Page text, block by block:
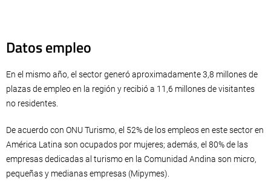
Datos empleo
En el mismo año, el sector generó aproximadamente 3,8 millones de
plazas de empleo en la región y recibió a 11,6 millones de visitantes
no residentes.
De acuerdo con ONU Turismo, el 52% de los empleos en este sector en
América Latina son ocupados por mujeres; además, el 80% de las
empresas dedicadas al turismo en la Comunidad Andina son micro,
pequeñas y medianas empresas (Mipymes).